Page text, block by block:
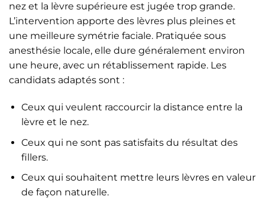
nez et la lèvre supérieure est jugée trop grande.
L’intervention apporte des lèvres plus pleines et
une meilleure symétrie faciale. Pratiquée sous
anesthésie locale, elle dure généralement environ
une heure, avec un rétablissement rapide. Les
candidats adaptés sont :
Ceux qui veulent raccourcir la distance entre la
lèvre et le nez.
Ceux qui ne sont pas satisfaits du résultat des
fillers.
Ceux qui souhaitent mettre leurs lèvres en valeur
de façon naturelle.